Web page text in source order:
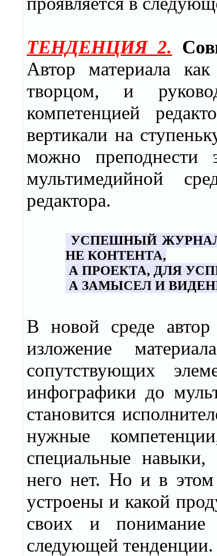
ТЕНДЕНЦИЯ 2.
Автор материала
творцом, и
компетенцией
вертикали на
можно преподнести
мультимедийной
редактора.
УСПЕШНЫЙ
НЕ КОНТЕНТА,
А ПРОЕКТА, ДЛЯ
А ЗАМЫСЕЛ И
В новой среде автор
изложение
сопутствующих
инфографики до
становится
нужные
специальные
него нет. Но и в
устроены и какой
своих и понимание
следующей тенденции.